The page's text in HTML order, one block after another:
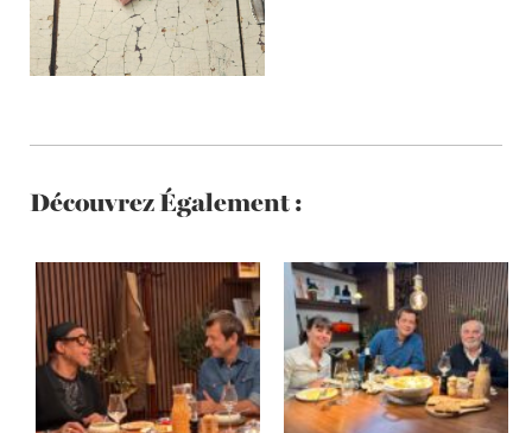
Découvrez Également :